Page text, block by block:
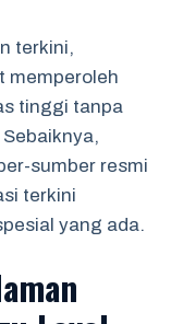
terkini,
memperoleh
tinggi tanpa
sumber resmi
terkini
yang ada.